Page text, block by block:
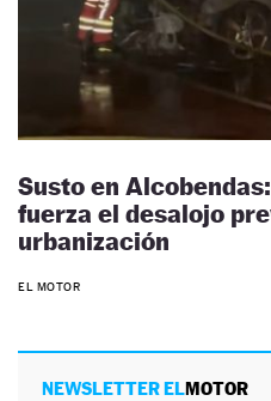
Susto en
fuerza el desalojo
urbanización
EL MOTOR
NEWSLETTER ELMOTOR